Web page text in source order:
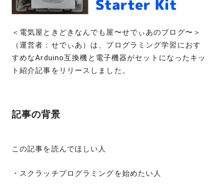
＜電気屋ときどきなんでも屋〜せでぃあのブログ〜＞
（運営者：せでぃあ）は、プログラミング学習におす
すめなArduino互換機と電子機器がセットになったキッ
ト紹介記事をリリースしました。
記事の背景
この記事を読んでほしい人
・スクラッチプログラミングを始めたい人